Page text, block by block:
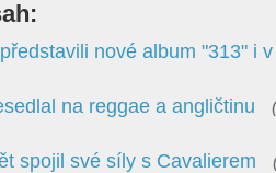
nové album "313" i
na reggae a angličtinu
spojil své síly s Cavalierem